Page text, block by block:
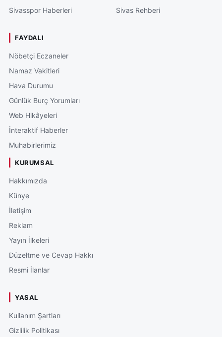
Sivasspor Haberleri
Sivas Rehberi
FAYDALI
Nöbetçi Eczaneler
Namaz Vakitleri
Hava Durumu
Günlük Burç Yorumları
Web Hikâyeleri
İnteraktif Haberler
Muhabirlerimiz
KURUMSAL
Hakkımızda
Künye
İletişim
Reklam
Yayın İlkeleri
Düzeltme ve Cevap Hakkı
Resmi İlanlar
YASAL
Kullanım Şartları
Gizlilik Politikası